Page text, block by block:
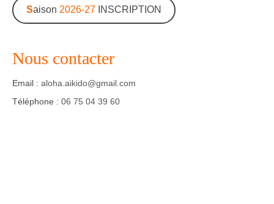
Saison 2026-27INSCRIPTION
Nous contacter
Email : aloha.aikido@gmail.com
Téléphone : 06 75 04 39 60